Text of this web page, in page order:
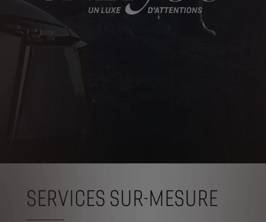
SERVICES SUR-MESURE